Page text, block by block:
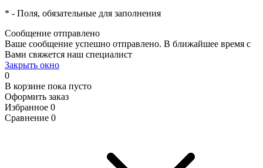
* - Поля, обязательные для заполнения
Сообщение отправлено
Ваше сообщение успешно отправлено. В ближайшее время с
Вами свяжется наш специалист
Закрыть окно
0
В корзине пока пусто
Оформить заказ
Избранное 0
Сравнение 0